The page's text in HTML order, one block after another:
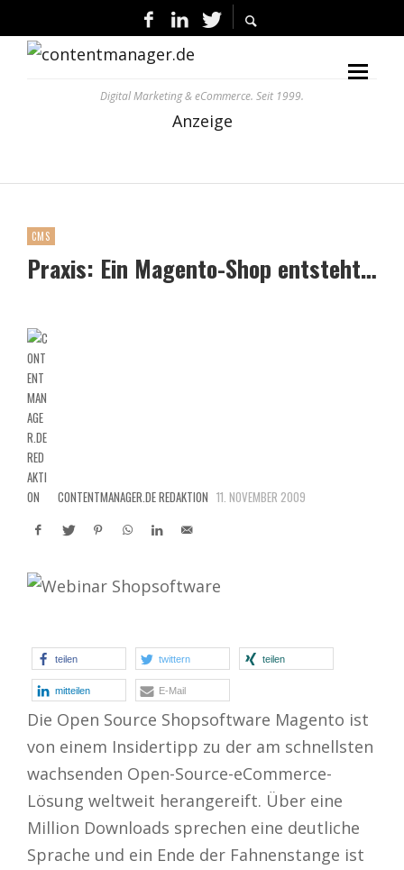
Digital Marketing & eCommerce. Seit 1999.
Anzeige
CMS
Praxis: Ein Magento-Shop entsteht…
CONTENTMANAGER.DE REDAKTION 11. NOVEMBER 2009
teilen twittern teilen
mitteilen E-Mail
Die Open Source Shopsoftware Magento ist
von einem Insidertipp zu der am schnellsten
wachsenden Open-Source-eCommerce-
Lösung weltweit herangereift. Über eine
Million Downloads sprechen eine deutliche
Sprache und ein Ende der Fahnenstange ist